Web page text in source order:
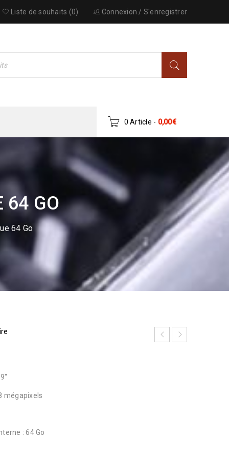
Connexion / S'enregistrer
Liste de souhaits (0)
0 Article - 0,00€
64 GO
64 Go
mégapixels
: 64 Go